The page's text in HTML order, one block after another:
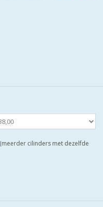
cilinders met dezelfde